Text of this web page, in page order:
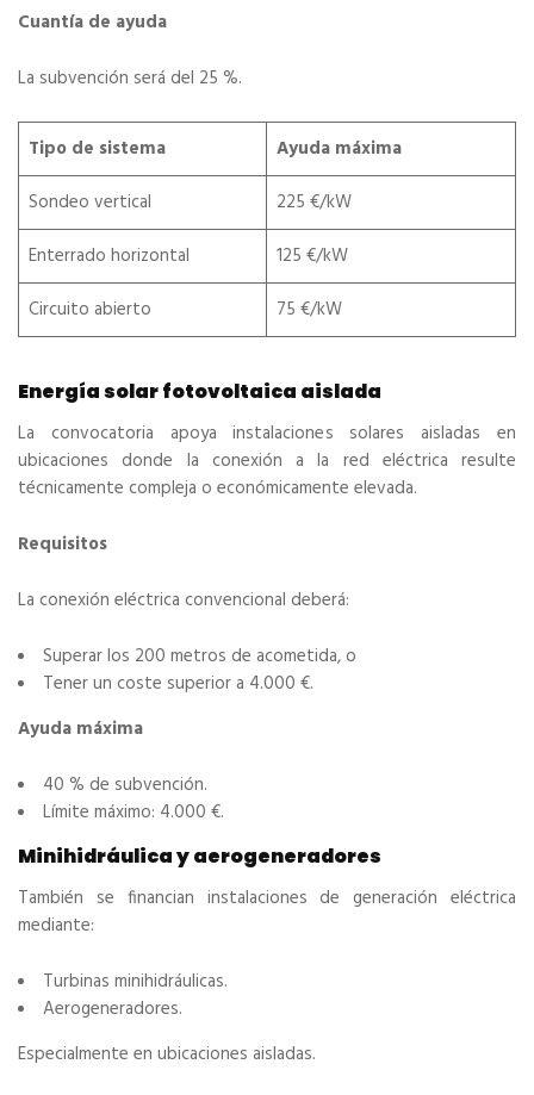
Cuantía de ayuda
La subvención será del 25 %.
Tipo de sistema
Ayuda máxima
Sondeo vertical
225 €/kW
Enterrado horizontal
125 €/kW
Circuito abierto
75 €/kW
Energía solar fotovoltaica aislada
La convocatoria apoya instalaciones solares aisladas en
ubicaciones donde la conexión a la red eléctrica resulte
técnicamente compleja o económicamente elevada.
Requisitos
La conexión eléctrica convencional deberá:
Superar los 200 metros de acometida, o
Tener un coste superior a 4.000 €.
Ayuda máxima
40 % de subvención.
Límite máximo: 4.000 €.
Minihidráulica y aerogeneradores
También se financian instalaciones de generación eléctrica
mediante:
Turbinas minihidráulicas.
Aerogeneradores.
Especialmente en ubicaciones aisladas.